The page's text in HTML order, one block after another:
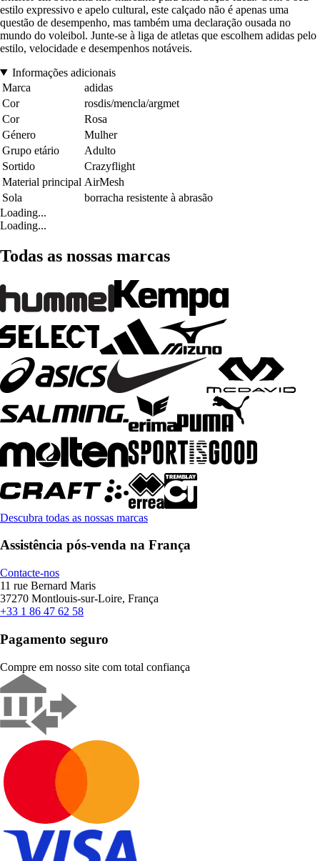
estilo expressivo e apelo cultural, este calçado não é apenas uma
questão de desempenho, mas também uma declaração ousada no
mundo do voleibol. Junte-se à liga de atletas que escolhem adidas pelo
estilo, velocidade e desempenhos notáveis.
Informações adicionais
Marca
adidas
Cor
rosdis/mencla/argmet
Cor
Rosa
Género
Mulher
Grupo etário
Adulto
Sortido
Crazyflight
Material principal AirMesh
Sola
borracha resistente à abrasão
Loading...
Loading...
Todas as nossas marcas
Descubra todas as nossas marcas
Assistência pós-venda na França
Contacte-nos
11 rue Bernard Maris
37270 Montlouis-sur-Loire, França
+33 1 86 47 62 58
Pagamento seguro
Compre em nosso site com total confiança